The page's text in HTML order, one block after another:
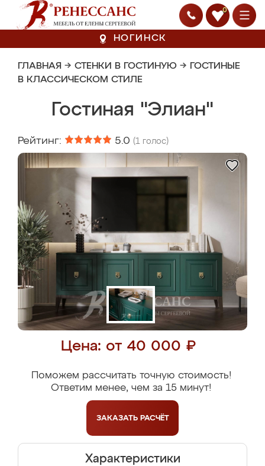
0
НОГИНСК
ГЛАВНАЯ → СТЕНКИ В ГОСТИНУЮ → ГОСТИНЫЕ
В КЛАССИЧЕСКОМ СТИЛЕ
Гостиная "Элиан"
Рейтинг: 5.0 (1 голос)
Цена: от 40 000 ₽
Поможем рассчитать точную стоимость!
Ответим менее, чем за 15 минут!
ЗАКАЗАТЬ РАСЧЁТ
Характеристики